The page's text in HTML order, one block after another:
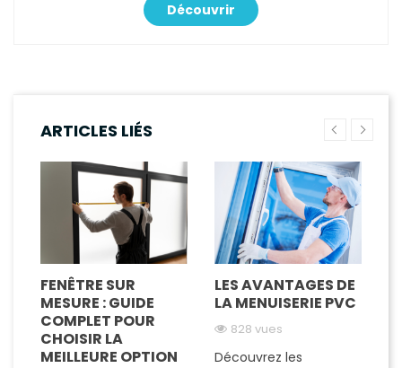
Découvrir
ARTICLES LIÉS
FENÊTRE SUR
MESURE : GUIDE
COMPLET POUR
CHOISIR LA
MEILLEURE OPTION
LES AVANTAGES DE
LA MENUISERIE PVC
828 vues
Découvrez les